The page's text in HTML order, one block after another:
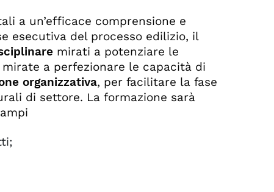
a un’efficace comprensione e
esecutiva del processo edilizio, il
mirati a potenziare le
a perfezionare le capacità di
organizzativa, per facilitare la fase
di settore. La formazione sarà